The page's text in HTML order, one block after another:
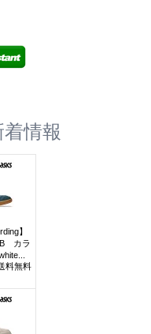
情報